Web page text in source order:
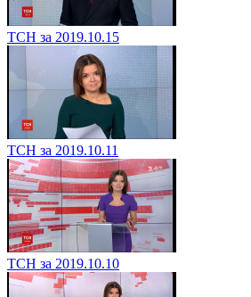
ТСН за 2019.10.15
ТСН за 2019.10.11
ТСН за 2019.10.10